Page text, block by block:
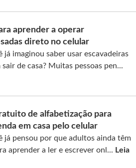
aprender a operar
direto no celular
já imaginou saber usar escavadeiras
de casa? Muitas pessoas pen...
de alfabetização para
em casa pelo celular
já pensou por que adultos ainda têm
aprender a ler e escrever onl... Leia